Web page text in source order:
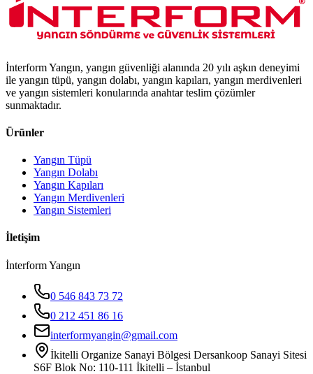
İnterform Yangın, yangın güvenliği alanında 20 yılı aşkın deneyimi
ile yangın tüpü, yangın dolabı, yangın kapıları, yangın merdivenleri
ve yangın sistemleri konularında anahtar teslim çözümler
sunmaktadır.
Ürünler
Yangın Tüpü
Yangın Dolabı
Yangın Kapıları
Yangın Merdivenleri
Yangın Sistemleri
İletişim
İnterform Yangın
0 546 843 73 72
0 212 451 86 16
interformyangin@gmail.com
İkitelli Organize Sanayi Bölgesi Dersankoop Sanayi Sitesi
S6F Blok No: 110-111 İkitelli – İstanbul